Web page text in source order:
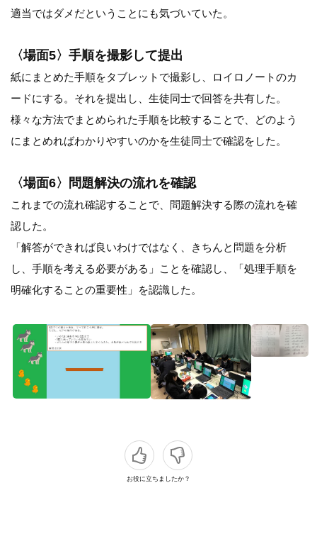
適当ではダメだということにも気づいていた。
〈場面5〉手順を撮影して提出
紙にまとめた手順をタブレットで撮影し、ロイロノートのカ
ードにする。それを提出し、生徒同士で回答を共有した。
様々な方法でまとめられた手順を比較することで、どのよう
にまとめればわかりやすいのかを生徒同士で確認をした。
〈場面6〉問題解決の流れを確認
これまでの流れ確認することで、問題解決する際の流れを確
認した。
「解答ができれば良いわけではなく、きちんと問題を分析
し、手順を考える必要がある」ことを確認し、「処理手順を
明確化することの重要性」を認識した。
お役に立ちましたか？